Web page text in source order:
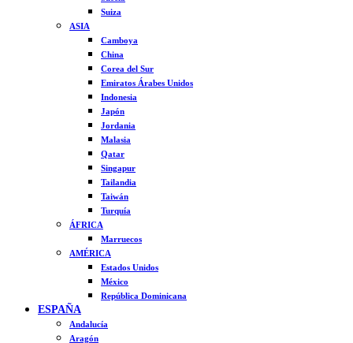
Suiza
ASIA
Camboya
China
Corea del Sur
Emiratos Árabes Unidos
Indonesia
Japón
Jordania
Malasia
Qatar
Singapur
Tailandia
Taiwán
Turquía
ÁFRICA
Marruecos
AMÉRICA
Estados Unidos
México
República Dominicana
ESPAÑA
Andalucía
Aragón